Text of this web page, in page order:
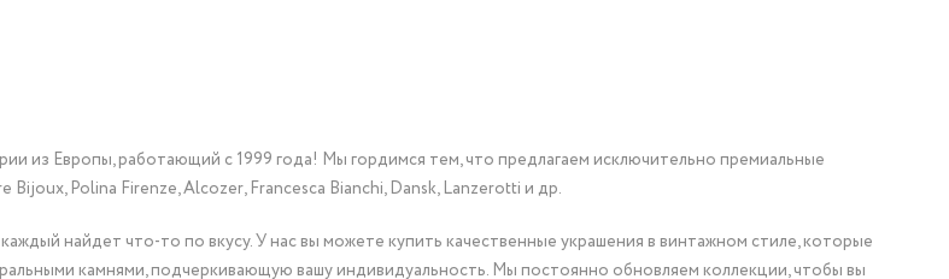
из Европы, работающий с 1999 года! Мы гордимся тем, что предлагаем исключительно премиальные
Polina Firenze, Alcozer, Francesca Bianchi, Dansk, Lanzerotti и др.
найдет что-то по вкусу. У нас вы можете купить качественные украшения в винтажном стиле, которые
камнями, подчеркивающую вашу индивидуальность. Мы постоянно обновляем коллекции, чтобы вы